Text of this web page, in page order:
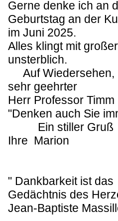
Gerne denke ich an
Geburtstag an der
im Juni 2025.
Alles klingt mit
unsterblich.
Auf
sehr geehrter
Herr Professor
"Denken auch Sie
Ein stiller Gruß
Ihre Marion
" Dankbarkeit ist das
Gedächtnis des
Jean-Baptiste